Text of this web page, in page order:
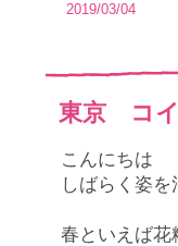
2019/03/04
東京 コイ
こんにちは
しばらく姿
春といえば花